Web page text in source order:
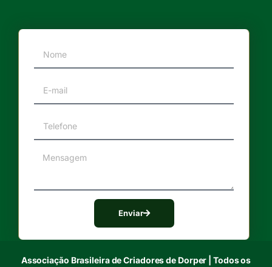
Enviar
Associação Brasileira de Criadores de Dorper | Todos os